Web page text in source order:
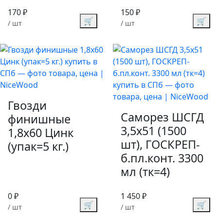
170 ₽
/ шт 🛒
150 ₽
/ шт 🛒
Гвозди
финишные
1,8х60 Цинк
(упак=5 кг.)
0 ₽
/ шт 🛒
Саморез ШСГД
3,5х51 (1500
шт), ГОСКРЕП-
б.пл.конт. 3300
мл (тк=4)
1 450 ₽
/ шт 🛒